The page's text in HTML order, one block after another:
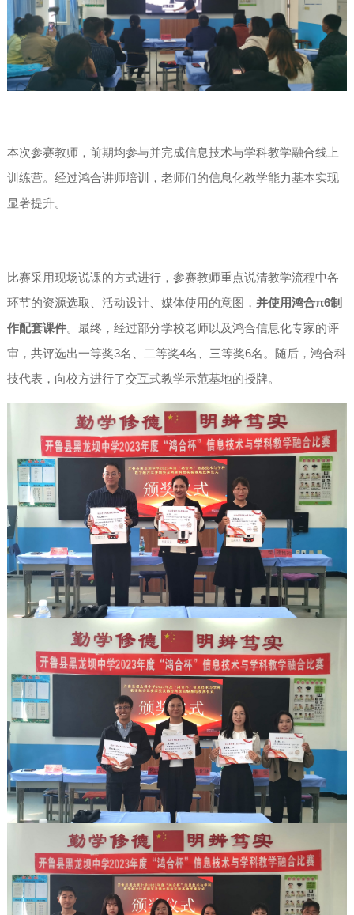
本次参赛教师，前期均参与并完成信息技术与学科教学融合线上
训练营。经过鸿合讲师培训，老师们的信息化教学能力基本实现
显著提升。
比赛采用现场说课的方式进行，参赛教师重点说清教学流程中各
环节的资源选取、活动设计、媒体使用的意图， 并使用鸿合π6制
作配套课件。最终，经过部分学校老师以及鸿合信息化专家的评
审，共评选出一等奖3名、二等奖4名、三等奖6名。随后，鸿合科
技代表，向校方进行了交互式教学示范基地的授牌。